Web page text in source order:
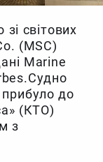
світових
(MSC)
Marine
до
(КТО)
з